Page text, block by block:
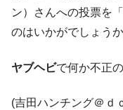
なスーパーリーグと
Fact1
日本人マスタ
ン）さんへの投票を「
のはいかがでしょうか
ヤブヘビで何か不正
(吉田ハンチング＠ｄ